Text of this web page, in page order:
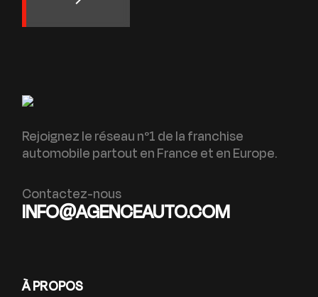
Rejoignez le réseau n°1 de la franchise
automobile partout en France et en Europe.
Contactez-nous
INFO@AGENCEAUTO.COM
À PROPOS